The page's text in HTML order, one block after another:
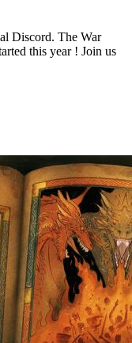
Discord. The War
this year ! Join us